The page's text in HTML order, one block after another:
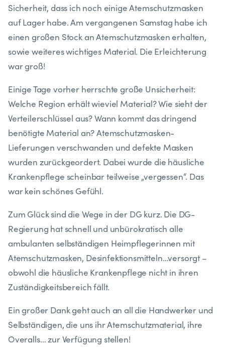
Sicherheit, dass ich noch einige Atemschutzmasken
auf Lager habe. Am vergangenen Samstag habe ich
einen großen Stock an Atemschutzmasken erhalten,
sowie weiteres wichtiges Material. Die Erleichterung
war groß!
Einige Tage vorher herrschte große Unsicherheit:
Welche Region erhält wieviel Material? Wie sieht der
Verteilerschlüssel aus? Wann kommt das dringend
benötigte Material an? Atemschutzmasken-
Lieferungen verschwanden und defekte Masken
wurden zurückgeordert. Dabei wurde die häusliche
Krankenpflege scheinbar teilweise „vergessen“. Das
war kein schönes Gefühl.
Zum Glück sind die Wege in der DG kurz. Die DG-
Regierung hat schnell und unbürokratisch alle
ambulanten selbständigen Heimpflegerinnen mit
Atemschutzmasken, Desinfektionsmitteln…versorgt –
obwohl die häusliche Krankenpflege nicht in ihren
Zuständigkeitsbereich fällt.
Ein großer Dank geht auch an all die Handwerker und
Selbständigen, die uns ihr Atemschutzmaterial, ihre
Overalls… zur Verfügung stellen!